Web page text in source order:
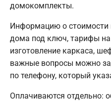
домокомплекты.
Информацию о стоимости
дома под ключ, тарифы
изготовление каркаса,
важные вопросы можно
по телефону, который
Оплачиваются отдельно: